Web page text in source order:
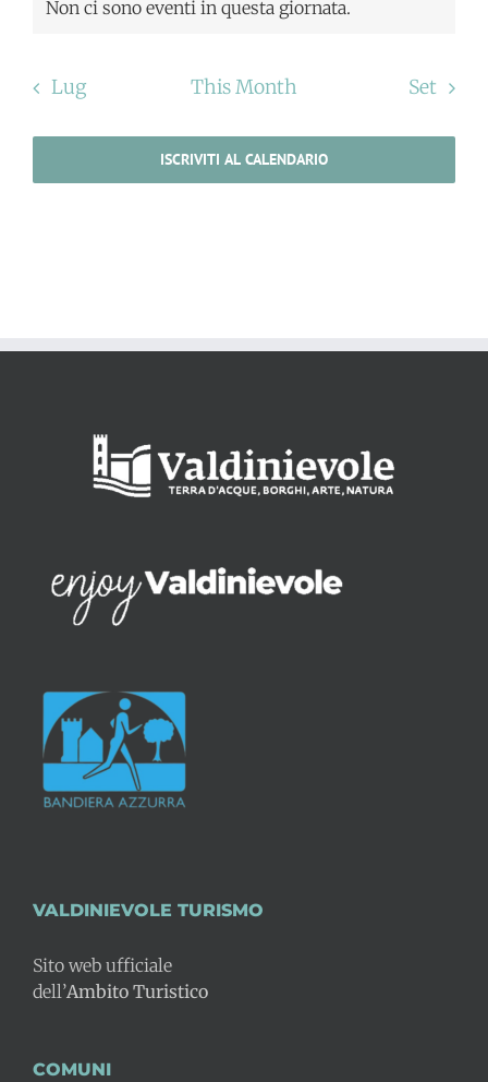
Non ci sono eventi in questa giornata.
Lug This Month Set
ISCRIVITI AL CALENDARIO
VALDINIEVOLE TURISMO
Sito web ufficiale
dell’Ambito Turistico
COMUNI